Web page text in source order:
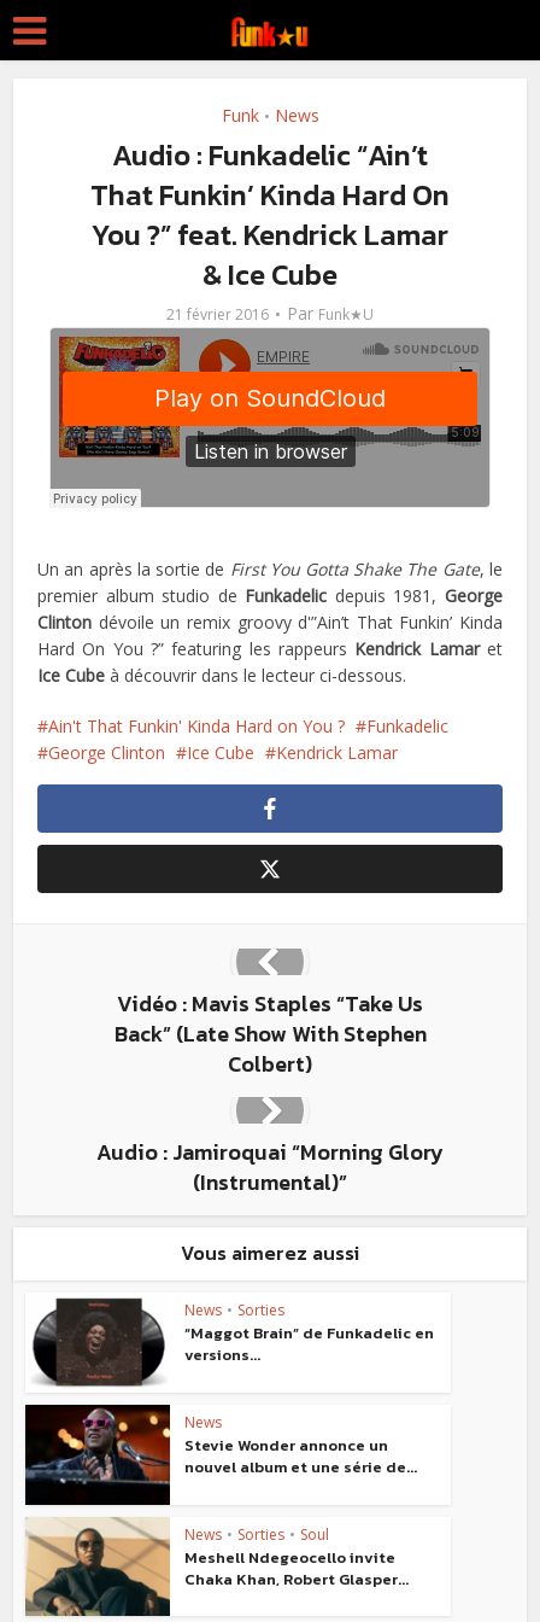
Funk • News
Audio : Funkadelic “Ain’t
That Funkin’ Kinda Hard On
You ?” feat. Kendrick Lamar
& Ice Cube
21 février 2016 Par Funk★U
Un an après la sortie de First You Gotta Shake The Gate, le
premier album studio de Funkadelic depuis 1981, George
Clinton dévoile un remix groovy d'”Ain’t That Funkin’ Kinda
Hard On You ?” featuring les rappeurs Kendrick Lamaret
Ice Cubeà découvrir dans le lecteur ci-dessous.
Ain't That Funkin' Kinda Hard on You ?
Funkadelic
George Clinton
Ice Cube Kendrick Lamar
Vidéo : Mavis Staples “Take Us
Back” (Late Show With Stephen
Colbert)
Audio : Jamiroquai “Morning Glory
(Instrumental)”
Vous aimerez aussi
News • Sorties
“Maggot Brain” de Funkadelic en
versions...
News
Stevie Wonder annonce un
nouvel album et une série de...
News • Sorties • Soul
Meshell Ndegeocello invite
Chaka Khan, Robert Glasper...